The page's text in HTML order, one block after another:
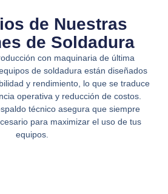
de Nuestras
de Soldadura
con maquinaria de última
de soldadura están diseñados
y rendimiento, lo que se traduce
operativa y reducción de costos.
técnico asegura que siempre
para maximizar el uso de tus
equipos.